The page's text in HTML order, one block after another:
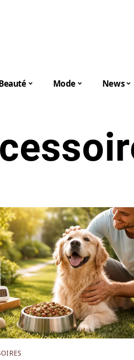
Mode News